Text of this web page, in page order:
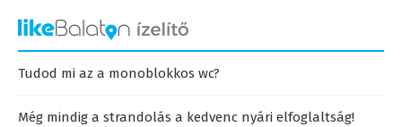
Tudod mi az a monoblokkos wc?
Még mindig a strandolás a kedvenc nyári elfoglaltság!